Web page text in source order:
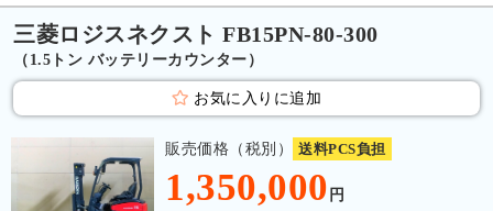
三菱ロジスネクスト FB15PN-80-300
（1.5トン バッテリーカウンター）
お気に入りに追加
販売価格（税別） 送料PCS負担
1,350,000 円